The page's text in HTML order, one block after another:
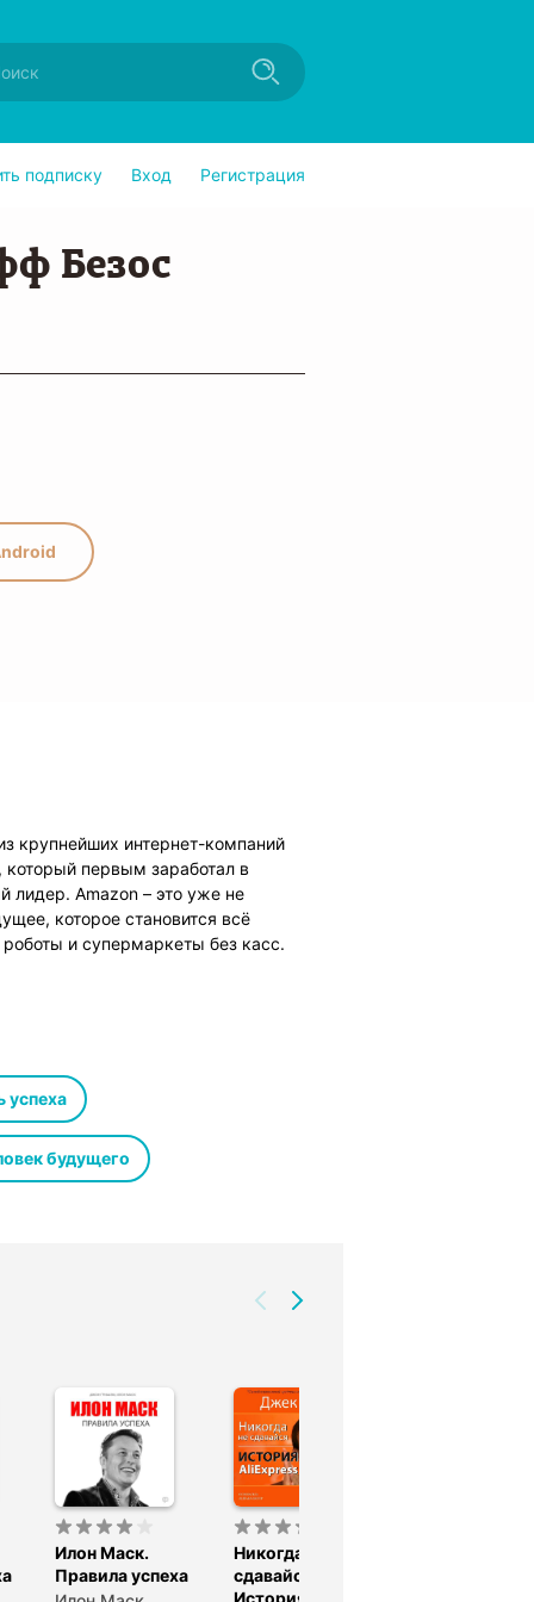
подписку Вход Регистрация
Безос
крупнейших интернет-компаний
первым заработал в
лидер. Amazon – это уже не
которое становится всё
и супермаркеты без касс.
Безос владеет компанией,
В этой книге мы расскажем, с
проекты готовит миллиардер,
успеха
будущего
Илон Маск.
Правила успеха
Никогда не
сдавайся.
История